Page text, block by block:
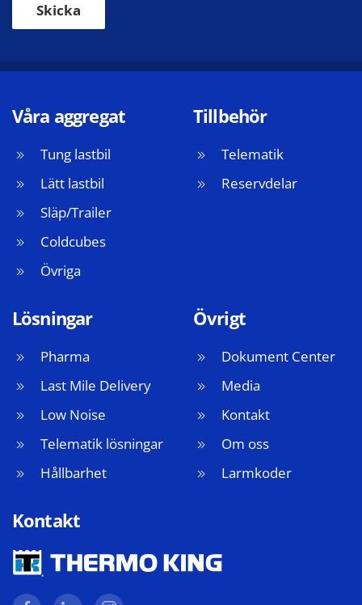
Skicka
Våra aggregat
Tung lastbil
Lätt lastbil
Släp/Trailer
Coldcubes
Övriga
Tillbehör
Telematik
Reservdelar
Lösningar
Pharma
Last Mile Delivery
Low Noise
Telematik lösningar
Hållbarhet
Övrigt
Dokument Center
Media
Kontakt
Om oss
Larmkoder
Kontakt